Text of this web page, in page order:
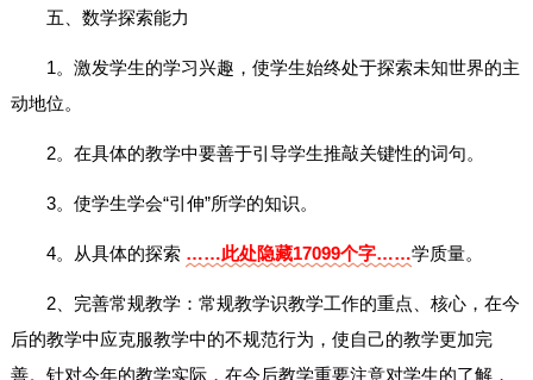
五、数学探索能力
1。激发学生的学习兴趣，使学生始终处于探索未知世界的主
动地位。
2。在具体的教学中要善于引导学生推敲关键性的词句。
3。使学生学会“引伸”所学的知识。
4。从具体的探索 ……此处隐藏17099个字……学质量。
2、完善常规教学：常规教学识教学工作的重点、核心，在今
后的教学中应克服教学中的不规范行为，使自己的教学更加完
善。针对今年的教学实际，在今后教学重要注意对学生的了解，